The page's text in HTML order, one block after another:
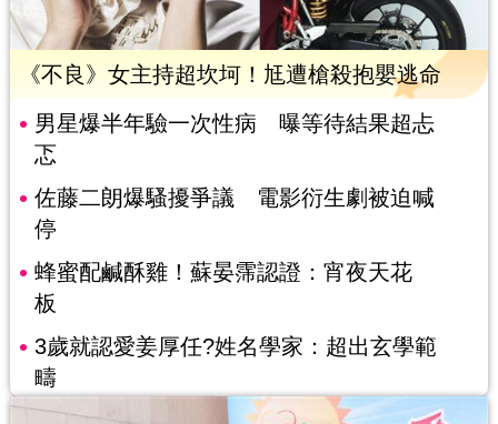
《不良》女主持超坎坷！尪遭槍殺抱嬰逃命
男星爆半年驗一次性病 曝等待結果超忐
忑
佐藤二朗爆騷擾爭議 電影衍生劇被迫喊
停
蜂蜜配鹹酥雞！蘇晏霈認證：宵夜天花
板
3歲就認愛姜厚任?姓名學家：超出玄學範
疇